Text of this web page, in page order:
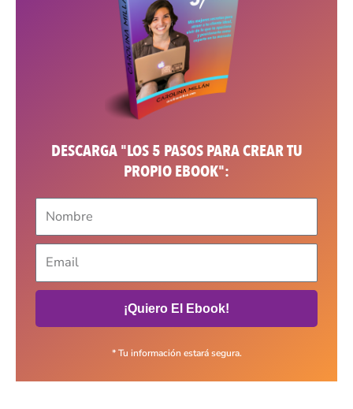
DESCARGA "LOS 5 PASOS PARA CREAR TU
PROPIO EBOOK":
¡Quiero El Ebook!
* Tu información estará segura.